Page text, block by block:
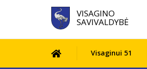
VISAGINO
SAVIVALDYBĖ
Visaginui 51